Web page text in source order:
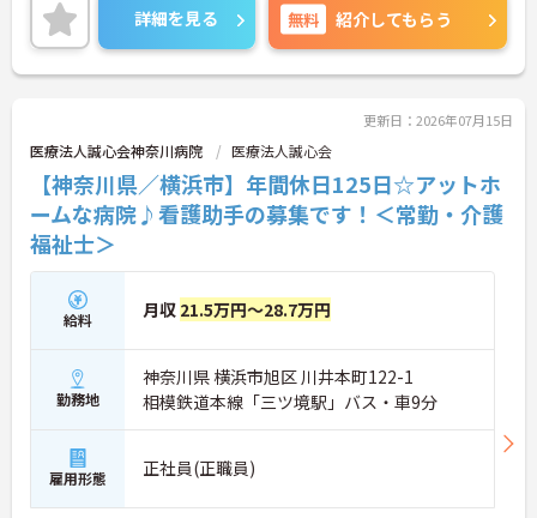
詳細を見る 無料 紹介してもらう
更新日：2026年07月15日
医療法人誠心会神奈川病院 医療法人誠心会
【神奈川県／横浜市】年間休日125日☆アットホ
ームな病院♪看護助手の募集です！＜常勤・介護
福祉士＞
給料 月収 21.5万円～28.7万円
勤務地
神奈川県 横浜市旭区 川井本町122-1
相模鉄道本線「三ツ境駅」バス・車9分
雇用形態 正社員(正職員)